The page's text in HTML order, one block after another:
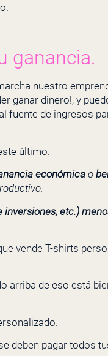
ganancia.
nuestro
ganar dinero!, y
fuente de ingresos
último.
económicao
inversiones, etc.)
vende T-shirts
arriba de eso está
deben pagar todos